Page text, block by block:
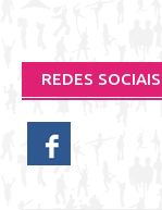
REDES SOCIAIS